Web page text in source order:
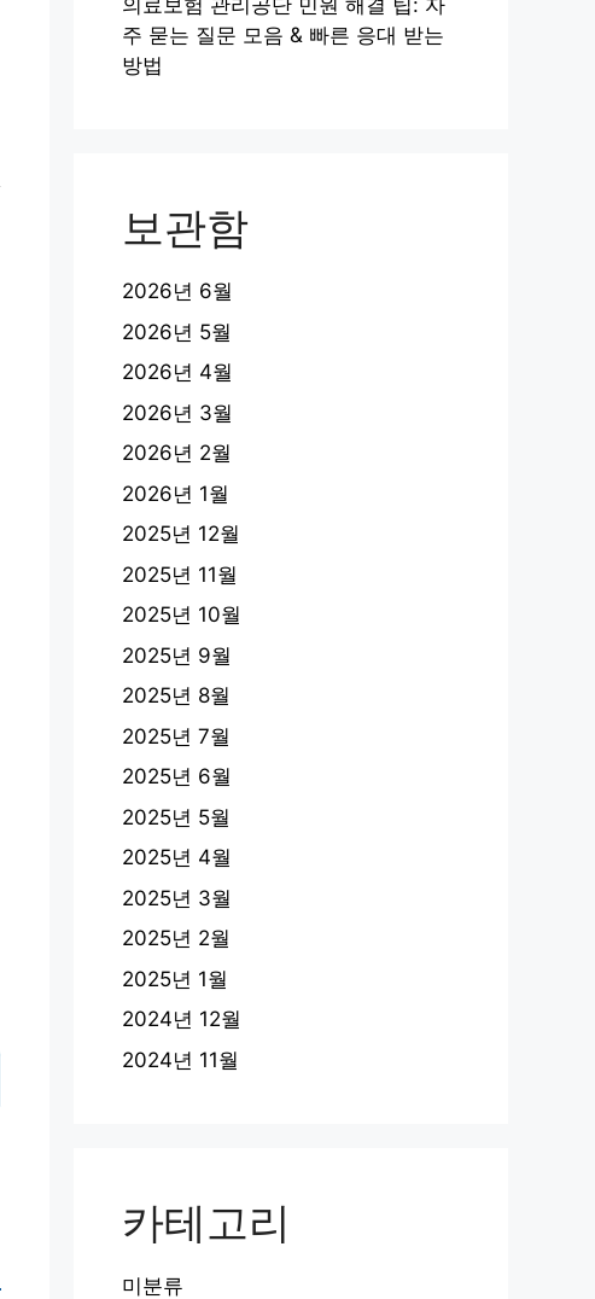
의료보험 관리공단 민원 해결 팁: 자
주 묻는 질문 모음 & 빠른 응대 받는
방법
보관함
2026년 6월
2026년 5월
2026년 4월
2026년 3월
2026년 2월
2026년 1월
2025년 12월
2025년 11월
2025년 10월
2025년 9월
2025년 8월
2025년 7월
2025년 6월
2025년 5월
2025년 4월
2025년 3월
2025년 2월
2025년 1월
2024년 12월
2024년 11월
카테고리
미분류